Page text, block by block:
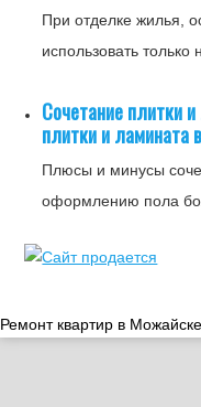
При отделке жилья,
использовать только
Сочетание плитки
плитки и ламината
Плюсы и минусы
оформлению пола
Ремонт квартир в